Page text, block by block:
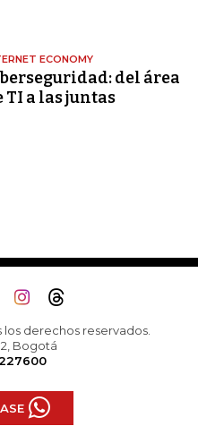
ECONOMY
del área
TI a las juntas
los derechos reservados.
Bogotá